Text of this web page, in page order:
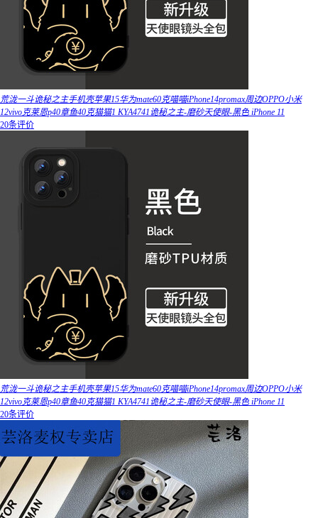
荒泷一斗诡秘之主手机壳苹果15华为mate60克喵喵iPhone14promax周边OPPO小米
12vivo克莱恩p40章鱼40克猫猫1 KYA4741诡秘之主-磨砂天使眼-黑色 iPhone 11
20条评价
荒泷一斗诡秘之主手机壳苹果15华为mate60克喵喵iPhone14promax周边OPPO小米
12vivo克莱恩p40章鱼40克猫猫1 KYA4741诡秘之主-磨砂天使眼-黑色 iPhone 11
20条评价